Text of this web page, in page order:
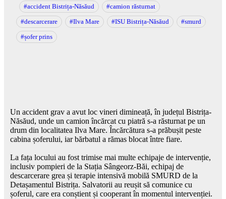
#accident Bistrița-Năsăud
#camion răsturnat
#descarcerare
#Ilva Mare #ISU Bistrița-Năsăud
#smurd
#șofer prins
Un accident grav a avut loc vineri dimineață, în județul Bistrița-
Năsăud, unde un camion încărcat cu piatră s-a răsturnat pe un
drum din localitatea Ilva Mare. Încărcătura s-a prăbușit peste
cabina șoferului, iar bărbatul a rămas blocat între fiare.
La fața locului au fost trimise mai multe echipaje de intervenție,
inclusiv pompieri de la Stația Sângeorz-Băi, echipaj de
descarcerare grea și terapie intensivă mobilă SMURD de la
Detașamentul Bistrița. Salvatorii au reușit să comunice cu
șoferul, care era conștient și cooperant în momentul intervenției.